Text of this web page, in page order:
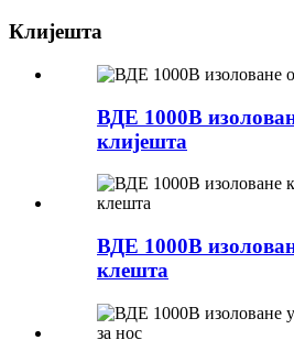
Клијешта
ВДЕ 1000В
клијешта
ВДЕ 1000В
клешта